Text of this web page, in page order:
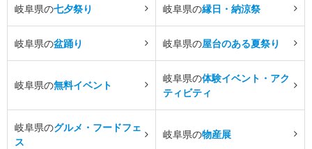
岐阜県の七夕祭り 岐阜県の縁日・納涼祭
岐阜県の盆踊り 岐阜県の屋台のある夏祭り
岐阜県の無料イベント
岐阜県の体験イベント・アク
ティビティ
岐阜県のグルメ・フードフェ
ス
岐阜県の物産展